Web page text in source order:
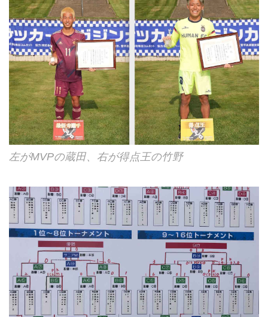
左がMVPの蔵田、右が得点王の竹野